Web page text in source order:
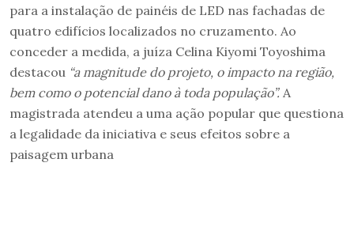
para a instalação de painéis de LED nas fachadas de
quatro edifícios localizados no cruzamento. Ao
conceder a medida, a juíza Celina Kiyomi Toyoshima
destacou “a magnitude do projeto, o impacto na região,
bem como o potencial dano à toda população”. A
magistrada atendeu a uma ação popular que questiona
a legalidade da iniciativa e seus efeitos sobre a
paisagem urbana